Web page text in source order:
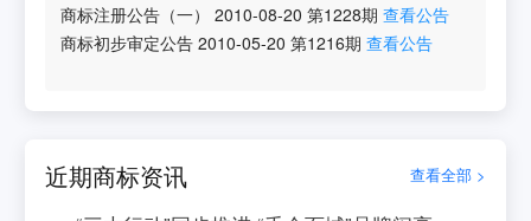
商标注册公告（一）
2010-08-20 第1228期 查看公告
商标初步审定公告 2010-05-20 第1216期 查看公告
近期商标资讯 查看全部 >